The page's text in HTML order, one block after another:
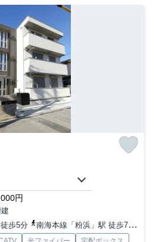
円
歩5分
南海本線「粉浜」駅 徒歩7分